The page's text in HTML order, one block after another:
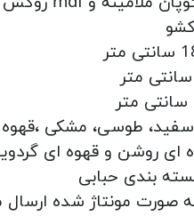
سفید، طوسی، مشکی
ای روشن و قهوه ای
بندی حبابی
به صورت مونتاژ شده